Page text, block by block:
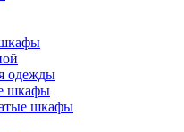
одежды
шкафы
шкафы